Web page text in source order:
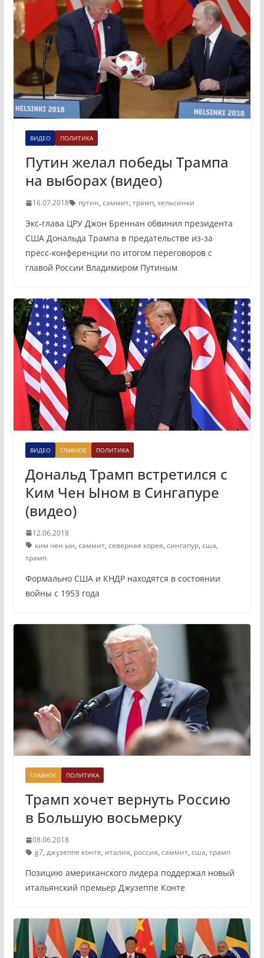
ВИДЕО ПОЛИТИКА
Путин желал победы Трампа
на выборах (видео)
16.07.2018 путин, саммит, трамп, хельсинки
Экс-глава ЦРУ Джон Бреннан обвинил президента
США Дональда Трампа в предательстве из-за
пресс-конференции по итогом переговоров с
главой России Владимиром Путиным
ВИДЕО ГЛАВНОЕ ПОЛИТИКА
Дональд Трамп встретился с
Ким Чен Ыном в Сингапуре
(видео)
12.06.2018
ким чен ын, саммит, северная корея, сингапур, сша,
трамп
Формально США и КНДР находятся в состоянии
войны с 1953 года
ГЛАВНОЕ ПОЛИТИКА
Трамп хочет вернуть Россию
в Большую восьмерку
08.06.2018
g7, джузеппе конте, италия, россия, саммит, сша, трамп
Позицию американского лидера поддержал новый
итальянский премьер Джузеппе Конте